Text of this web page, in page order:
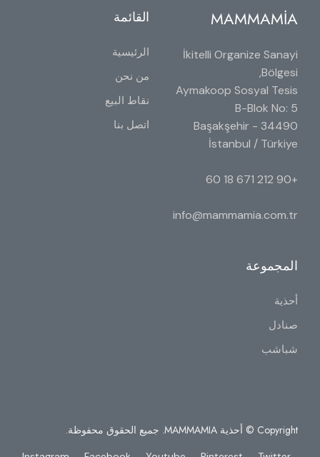
MAMMAMİA
İkitelli Organize Sanayi
Bölgesi,
Aymakoop Sosyal Tesis
B-Blok No: 5
34490 Başakşehir -
İstanbul / Türkiye
+90 212 671 18 60
info@mammamia.com.tr
القائمة
الرئيسية
من نحن
نقاط البيع
اتصل بنا
المجموعة
أحذية
صنادل
شباشب
Copyright © أحذية MAMMAMIA. جميع الحقوق محفوظة.